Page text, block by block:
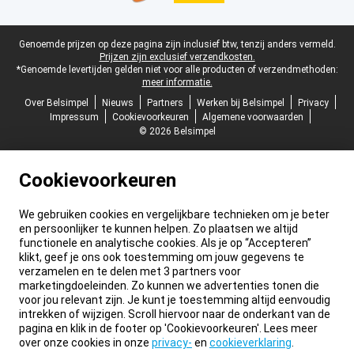
Juridische voettekst
Genoemde prijzen op deze pagina zijn inclusief btw, tenzij anders vermeld.
Prijzen zijn exclusief verzendkosten.
*Genoemde levertijden gelden niet voor alle producten of verzendmethoden:
meer informatie.
Over Belsimpel
Nieuws Partners Werken bij Belsimpel
Privacy
Impressum
Cookievoorkeuren
Algemene voorwaarden
© 2026 Belsimpel
Cookievoorkeuren
We gebruiken cookies en vergelijkbare technieken om je beter
en persoonlijker te kunnen helpen. Zo plaatsen we altijd
functionele en analytische cookies. Als je op “Accepteren”
klikt, geef je ons ook toestemming om jouw gegevens te
verzamelen en te delen met 3 partners voor
marketingdoeleinden. Zo kunnen we advertenties tonen die
voor jou relevant zijn. Je kunt je toestemming altijd eenvoudig
intrekken of wijzigen. Scroll hiervoor naar de onderkant van de
pagina en klik in de footer op 'Cookievoorkeuren'. Lees meer
over onze cookies in onze privacy- en cookieverklaring